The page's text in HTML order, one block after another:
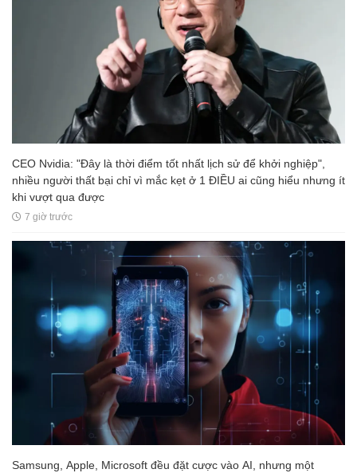
CEO Nvidia: "Đây là thời điểm tốt nhất lịch sử để khởi nghiệp",
nhiều người thất bại chỉ vì mắc kẹt ở 1 ĐIỀU ai cũng hiểu nhưng ít
khi vượt qua được
7 giờ trước
Samsung, Apple, Microsoft đều đặt cược vào AI, nhưng một